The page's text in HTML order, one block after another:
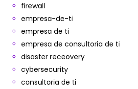
firewall
empresa-de-ti
empresa de ti
empresa de consultoria de ti
disaster receovery
cybersecurity
consultoria de ti